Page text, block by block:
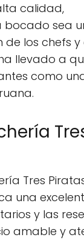
calidad,
sea
de los chefs y
llevado a
como
Tres
una
y las
amable y